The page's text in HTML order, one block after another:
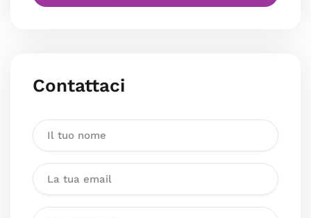
Contattaci